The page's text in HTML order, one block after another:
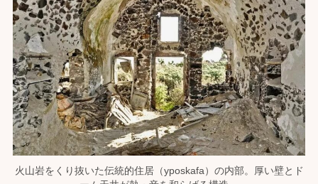
火山岩をくり抜いた伝統的住居（yposkafa）の内部。厚い壁とド